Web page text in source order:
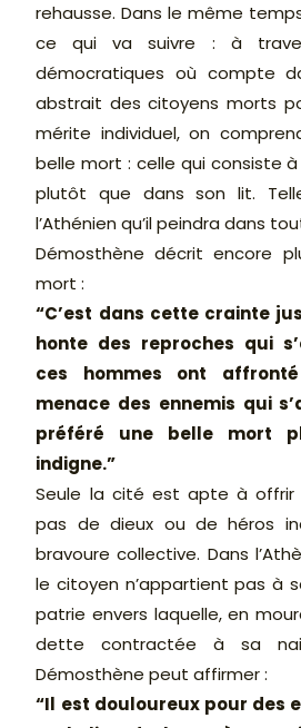
rehausse. Dans le même
ce qui va suivre : à
démocratiques où compte
abstrait des citoyens morts
mérite individuel, on
belle mort : celle qui consiste
plutôt que dans son lit.
l’Athénien qu’il peindra dans
Démosthène décrit encore
mort :
“C’est dans cette crainte
honte des reproches qui
ces hommes ont
menace des ennemis qui
préféré une belle mort
indigne.”
Seule la cité est apte à offrir
pas de dieux ou de héros
bravoure collective. Dans
le citoyen n’appartient pas à
patrie envers laquelle, en
dette contractée à sa
Démosthène peut affirmer :
“Il est douloureux pour des